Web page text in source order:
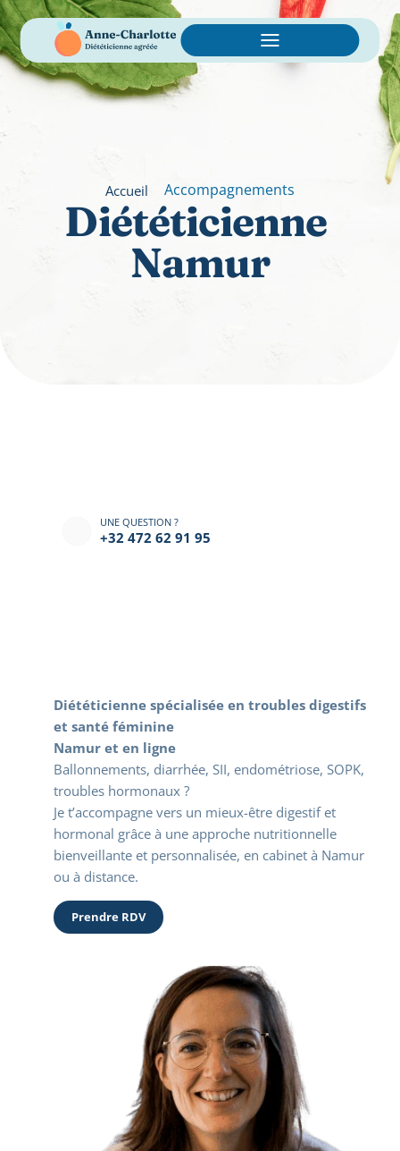
Accueil Accompagnements
Diététicienne
Namur
UNE QUESTION ?
+32 472 62 91 95‬
ot
r
e
àN
amur
Diététicienne spécialisée en troubles digestifs
et santé féminine
Namur et en ligne
Ballonnements, diarrhée, SII, endométriose, SOPK,
troubles hormonaux ?
Je t’accompagne vers un mieux-être digestif et
hormonal grâce à une approche nutritionnelle
bienveillante et personnalisée, en cabinet à Namur
ou à distance.
Prendre RDV